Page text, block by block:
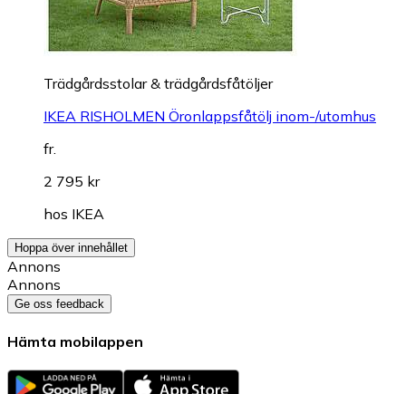
Trädgårdsstolar & trädgårdsfåtöljer
IKEA RISHOLMEN Öronlappsfåtölj inom-/utomhus
fr.
2 795 kr
hos IKEA
Hoppa över innehållet
Annons
Annons
Ge oss feedback
Hämta mobilappen